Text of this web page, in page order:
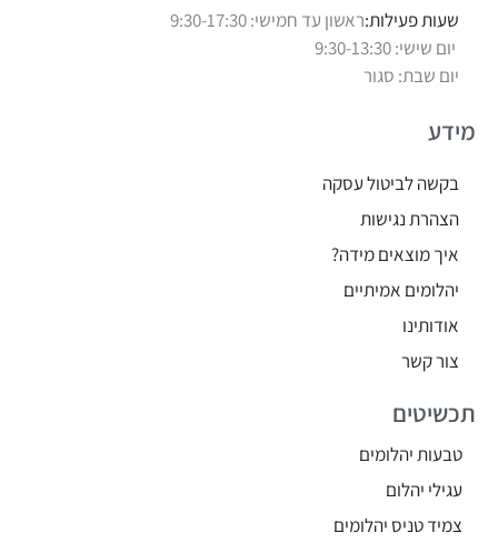
שעות פעילות:ראשון עד חמישי: 9:30-17:30
יום שישי: 9:30-13:30
יום שבת: סגור
מידע
בקשה לביטול עסקה
הצהרת נגישות
איך מוצאים מידה?
יהלומים אמיתיים
אודותינו
צור קשר
תכשיטים
טבעות יהלומים
עגילי יהלום
צמיד טניס יהלומים